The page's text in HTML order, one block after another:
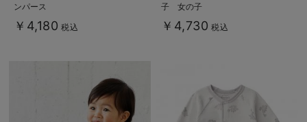
ンパース
￥4,180 税込
子 女の子
￥4,730 税込